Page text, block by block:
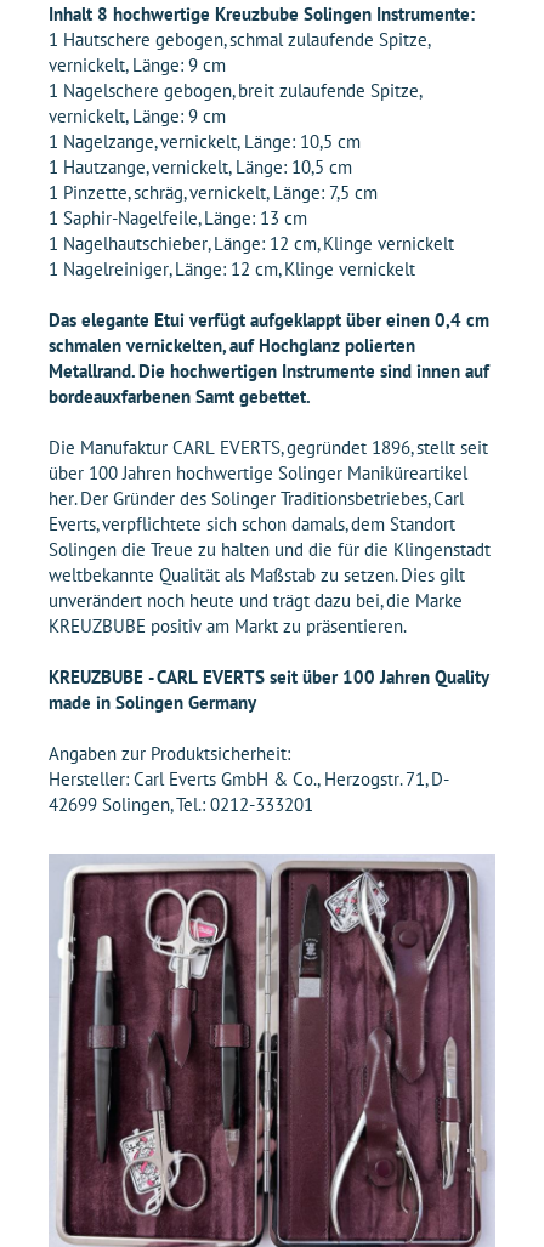
Inhalt 8 hochwertige Kreuzbube Solingen Instrumente:
1 Hautschere gebogen, schmal zulaufende Spitze,
vernickelt, Länge: 9 cm
1 Nagelschere gebogen, breit zulaufende Spitze,
vernickelt, Länge: 9 cm
1 Nagelzange, vernickelt, Länge: 10,5 cm
1 Hautzange, vernickelt, Länge: 10,5 cm
1 Pinzette, schräg, vernickelt, Länge: 7,5 cm
1 Saphir-Nagelfeile, Länge: 13 cm
1 Nagelhautschieber, Länge: 12 cm, Klinge vernickelt
1 Nagelreiniger, Länge: 12 cm, Klinge vernickelt
Das elegante Etui verfügt aufgeklappt über einen 0,4 cm
schmalen vernickelten, auf Hochglanz polierten
Metallrand. Die hochwertigen Instrumente sind innen auf
bordeauxfarbenen Samt gebettet.
Die Manufaktur CARL EVERTS, gegründet 1896, stellt seit
über 100 Jahren hochwertige Solinger Maniküreartikel
her. Der Gründer des Solinger Traditionsbetriebes, Carl
Everts, verpflichtete sich schon damals, dem Standort
Solingen die Treue zu halten und die für die Klingenstadt
weltbekannte Qualität als Maßstab zu setzen. Dies gilt
unverändert noch heute und trägt dazu bei, die Marke
KREUZBUBE positiv am Markt zu präsentieren.
KREUZBUBE - CARL EVERTS seit über 100 Jahren Quality
made in Solingen Germany
Angaben zur Produktsicherheit:
Hersteller: Carl Everts GmbH & Co., Herzogstr. 71, D-
42699 Solingen, Tel.: 0212-333201